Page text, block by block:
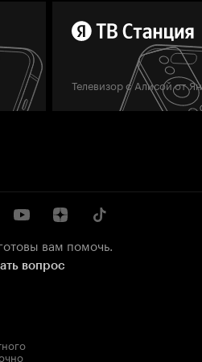
Телевизор с Алисой от
вам помочь.
вопрос